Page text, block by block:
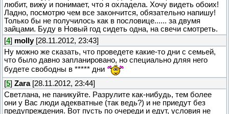
любит, вижу и понимает, что я охладела. Хочу видеть обоих!
Ладно, посмотрю чем все закончится, обязательно напишу!
Только бы не получилось как в пословице...... за двумя
зайцами. Буду в Новый год сидеть одна, на свечи смотреть.
[4] molly [28.11.2012, 23:43]
Ну можно же сказать, что проведете какие-то дни с семьей,
что было давно запланировано, но специально дляя него
будете свободны в ***** дни
[5] Zara[28.11.2012, 23:44]
Светлана, не паникуйте. Разрулите как-нибудь, тем более
они у Вас люди адекватные (так ведь?) и не приедут без
предупреждения. Вот пусть по очереди и едут, условия не